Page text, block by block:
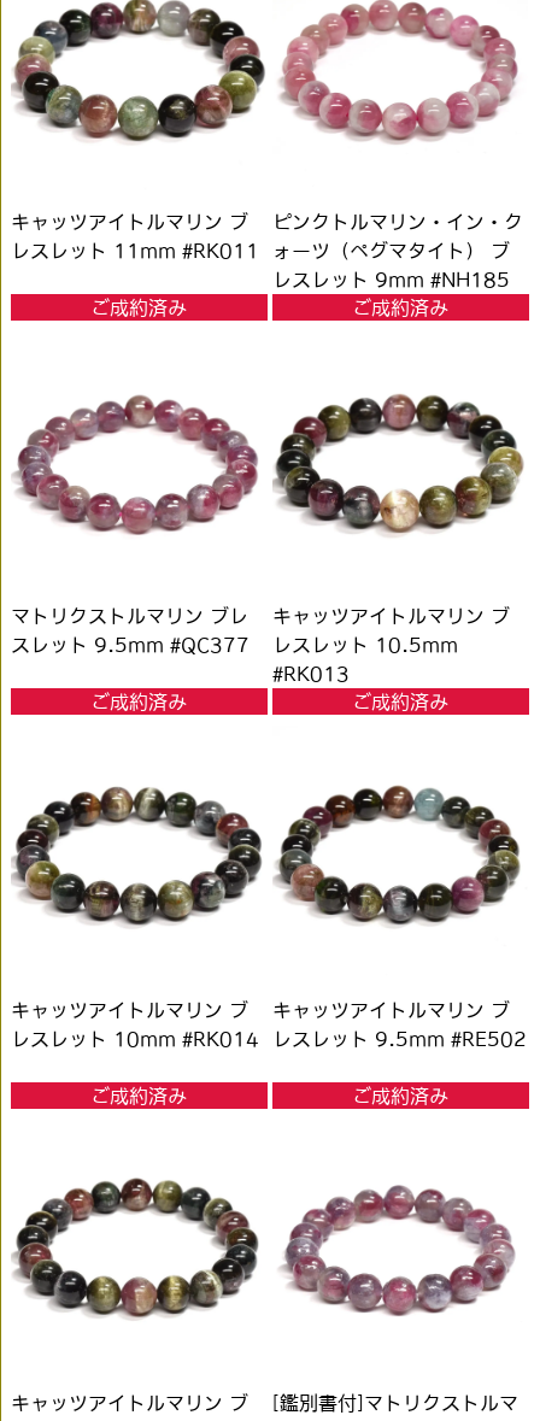
キャッツアイトルマリン ブ
レスレット 11mm #RK011
ご成約済み
ピンクトルマリン・イン・ク
ォーツ（ペグマタイト） ブ
レスレット 9mm #NH185
ご成約済み
マトリクストルマリン ブレ
スレット 9.5mm #QC377
ご成約済み
キャッツアイトルマリン ブ
レスレット 10.5mm
#RK013
ご成約済み
キャッツアイトルマリン ブ
レスレット 10mm #RK014
ご成約済み
キャッツアイトルマリン ブ
レスレット 9.5mm #RE502
ご成約済み
キャッツアイトルマリン ブ
[鑑別書付]マトリクストルマ